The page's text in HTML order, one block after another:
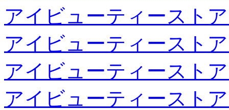
アイビューティースト
アイビューティースト
アイビューティースト
アイビューティースト